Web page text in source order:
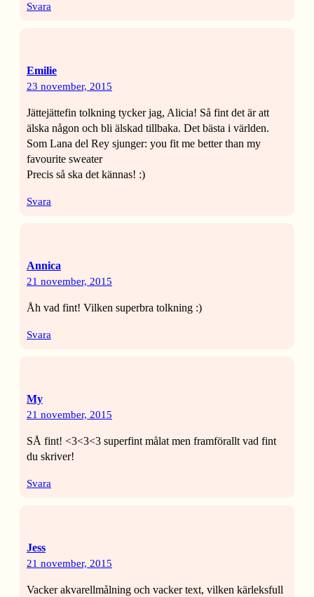
Svara
Emilie
23 november, 2015
Jättejättefin tolkning tycker jag, Alicia! Så fint det är att
älska någon och bli älskad tillbaka. Det bästa i världen.
Som Lana del Rey sjunger: you fit me better than my
favourite sweater
Precis så ska det kännas! :)
Svara
Annica
21 november, 2015
Åh vad fint! Vilken superbra tolkning :)
Svara
My
21 november, 2015
SÅ fint! <3<3<3 superfint målat men framförallt vad fint
du skriver!
Svara
Jess
21 november, 2015
Vacker akvarellmålning och vacker text, vilken kärleksfull